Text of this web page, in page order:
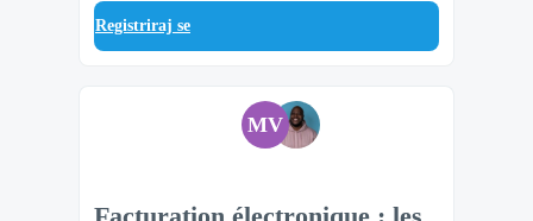
Registriraj se
MV